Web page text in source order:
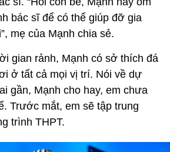
bác sĩ để có thể giúp đỡ gia
mẹ của Mạnh chia sẻ.
gian rảnh, Mạnh có sở thích đá
ở tất cả mọi vị trí. Nói về dự
gần, Mạnh cho hay, em chưa
Trước mắt, em sẽ tập trung
trình THPT.